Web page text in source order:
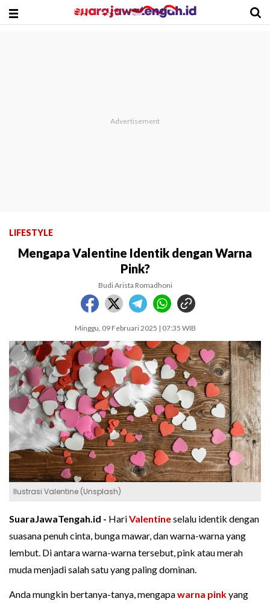
LIFESTYLE
Mengapa Valentine Identik dengan Warna
Pink?
Budi Arista Romadhoni
Minggu, 09 Februari 2025 | 07:35 WIB
Ilustrasi Valentine (Unsplash)
SuaraJawaTengah.id - HariValentineselalu identik dengan
suasana penuh cinta, bunga mawar, dan warna-warna yang
lembut. Di antara warna-warna tersebut, pink atau merah
muda menjadi salah satu yang paling dominan.
Anda mungkin bertanya-tanya, mengapawarna pinkyang